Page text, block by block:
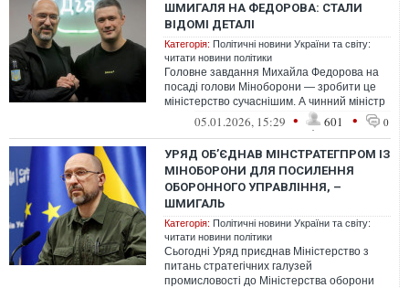
ШМИГАЛЯ НА ФЕДОРОВА: СТАЛИ
ВІДОМІ ДЕТАЛІ
Категорія: Політичні новини України та світу:
читати новини політики
Головне завдання Михайла Федорова на
посаді голови Міноборони — зробити це
міністерство сучаснішим. А чинний міністр
Денис Шмигаль спочатку не давав с...
05.01.2026, 15:29 • 601 • 0
УРЯД ОБ’ЄДНАВ МІНСТРАТЕГПРОМ ІЗ
МІНОБОРОНИ ДЛЯ ПОСИЛЕННЯ
ОБОРОННОГО УПРАВЛІННЯ, –
ШМИГАЛЬ
Категорія: Політичні новини України та світу:
читати новини політики
Сьогодні Уряд приєднав Міністерство з
питань стратегічних галузей
промисловості до Міністерства оборони